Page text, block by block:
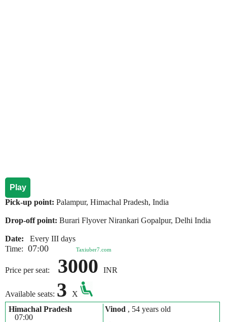
Play
Pick-up point: Palampur, Himachal Pradesh, India
Drop-off point: Burari Flyover Nirankari Gopalpur, Delhi India
Date:
Every III days
Time: 07:00 Taxiuber7.com
Price per seat: 3000 INR
Available seats: 3
X
Himachal Pradesh
07:00
Vinod , 54 years old